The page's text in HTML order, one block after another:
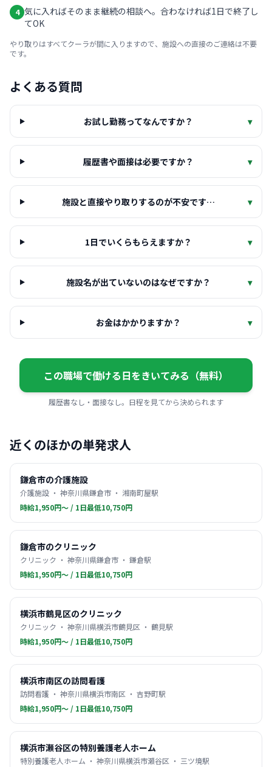
4 気に入ればそのまま継続の相談へ。合わなければ1日で終了し
てOK
やり取りはすべてクーラが間に入りますので、施設への直接のご連絡は不要
です。
よくある質問
お試し勤務ってなんですか？ ▾
履歴書や面接は必要ですか？ ▾
施設と直接やり取りするのが不安です… ▾
1日でいくらもらえますか？ ▾
施設名が出ていないのはなぜですか？ ▾
お金はかかりますか？ ▾
この職場で働ける日をきいてみる（無料）
履歴書なし・面接なし。日程を見てから決められます
近くのほかの単発求人
鎌倉市の介護施設
介護施設 ・ 神奈川県鎌倉市 ・ 湘南町屋駅
時給1,950円〜 / 1日最低10,750円
鎌倉市のクリニック
クリニック ・ 神奈川県鎌倉市 ・ 鎌倉駅
時給1,950円〜 / 1日最低10,750円
横浜市鶴見区のクリニック
クリニック ・ 神奈川県横浜市鶴見区 ・ 鶴見駅
時給1,950円〜 / 1日最低10,750円
横浜市南区の訪問看護
訪問看護 ・ 神奈川県横浜市南区 ・ 吉野町駅
時給1,950円〜 / 1日最低10,750円
横浜市瀬谷区の特別養護老人ホーム
特別養護老人ホーム ・ 神奈川県横浜市瀬谷区 ・ 三ツ境駅